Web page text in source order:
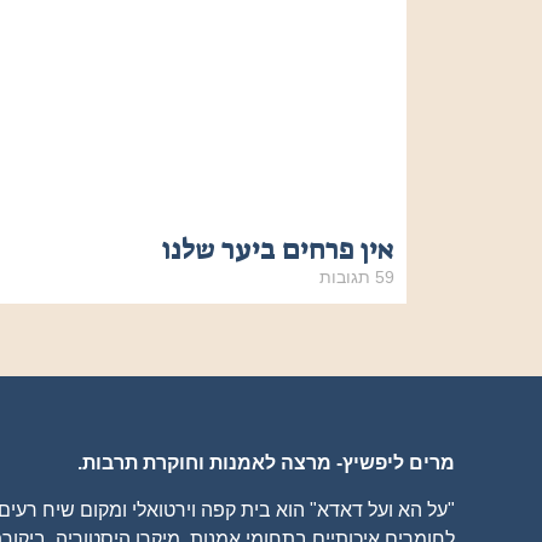
אין פרחים ביער שלנו
59 תגובות
מרים ליפשיץ- מרצה לאמנות וחוקרת תרבות.
"על הא ועל דאדא" הוא בית קפה וירטואלי ומקום שיח